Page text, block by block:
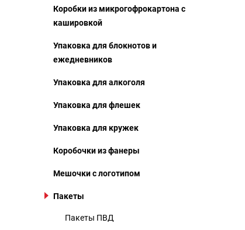
Коробки из микрогофрокартона с
кашировкой
Упаковка для блокнотов и
ежедневников
Упаковка для алкоголя
Упаковка для флешек
Упаковка для кружек
Коробочки из фанеры
Мешочки с логотипом
Пакеты
Пакеты ПВД